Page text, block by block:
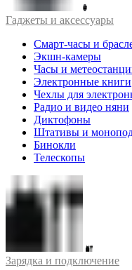
Гаджеты и аксессуары
Смарт-часы и
Экшн-камеры
Часы и
Электронные книги
Чехлы для
Радио и видео няни
Диктофоны
Штативы и
Бинокли
Телескопы
Зарядка и подключение